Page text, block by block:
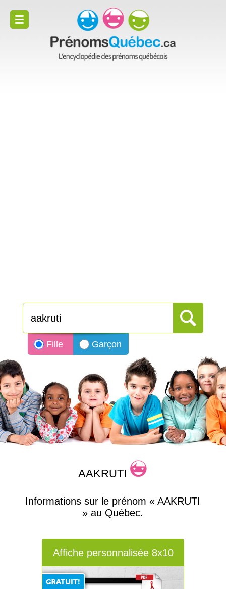
Fille Garçon
AAKRUTI
Informations sur le prénom « AAKRUTI
» au Québec.
Affiche personnalisée 8x10